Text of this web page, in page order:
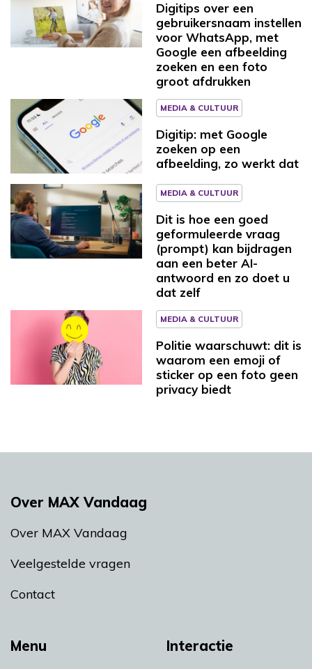
Digitips over een
gebruikersnaam instellen
voor WhatsApp, met
Google een afbeelding
zoeken en een foto
groot afdrukken
MEDIA & CULTUUR
Digitip: met Google
zoeken op een
afbeelding, zo werkt dat
MEDIA & CULTUUR
Dit is hoe een goed
geformuleerde vraag
(prompt) kan bijdragen
aan een beter AI-
antwoord en zo doet u
dat zelf
MEDIA & CULTUUR
Politie waarschuwt: dit is
waarom een emoji of
sticker op een foto geen
privacy biedt
Menu Interactie
Over MAX Vandaag
Over MAX Vandaag
Veelgestelde vragen
Contact